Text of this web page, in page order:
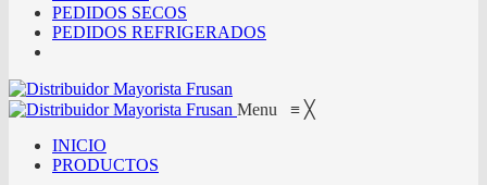
PEDIDOS SECOS
PEDIDOS REFRIGERADOS
Menu ≡ ╳
INICIO
PRODUCTOS